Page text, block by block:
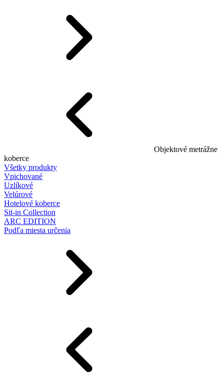
Objektové metrážne
koberce
Všetky produkty
Vpichované
Uzlíkové
Velúrové
Hotelové koberce
Sit-in Collection
ARC EDITION
Podľa miesta určenia